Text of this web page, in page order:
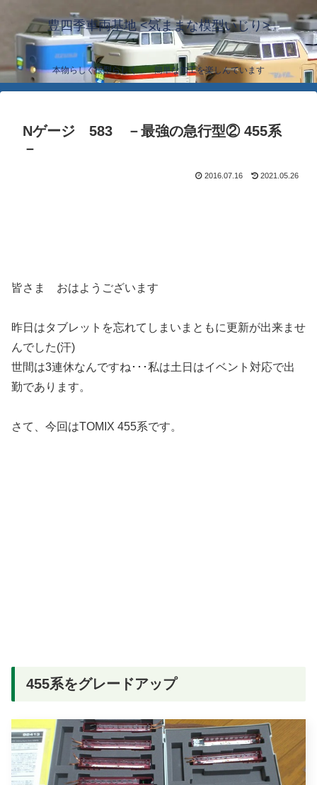
豊四季車両基地 <気ままな模型いじり>
本物らしく模型らしく… 簡単な加工を楽しんでいます
Nゲージ 583 －最強の急行型② 455系
－
2016.07.16 2021.05.26
皆さま おはようございます
昨日はタブレットを忘れてしまいまともに更新が出来ませ
んでした(汗)
世間は3連休なんですね･･･私は土日はイベント対応で出
勤であります。
さて、今回はTOMIX 455系です。
455系をグレードアップ